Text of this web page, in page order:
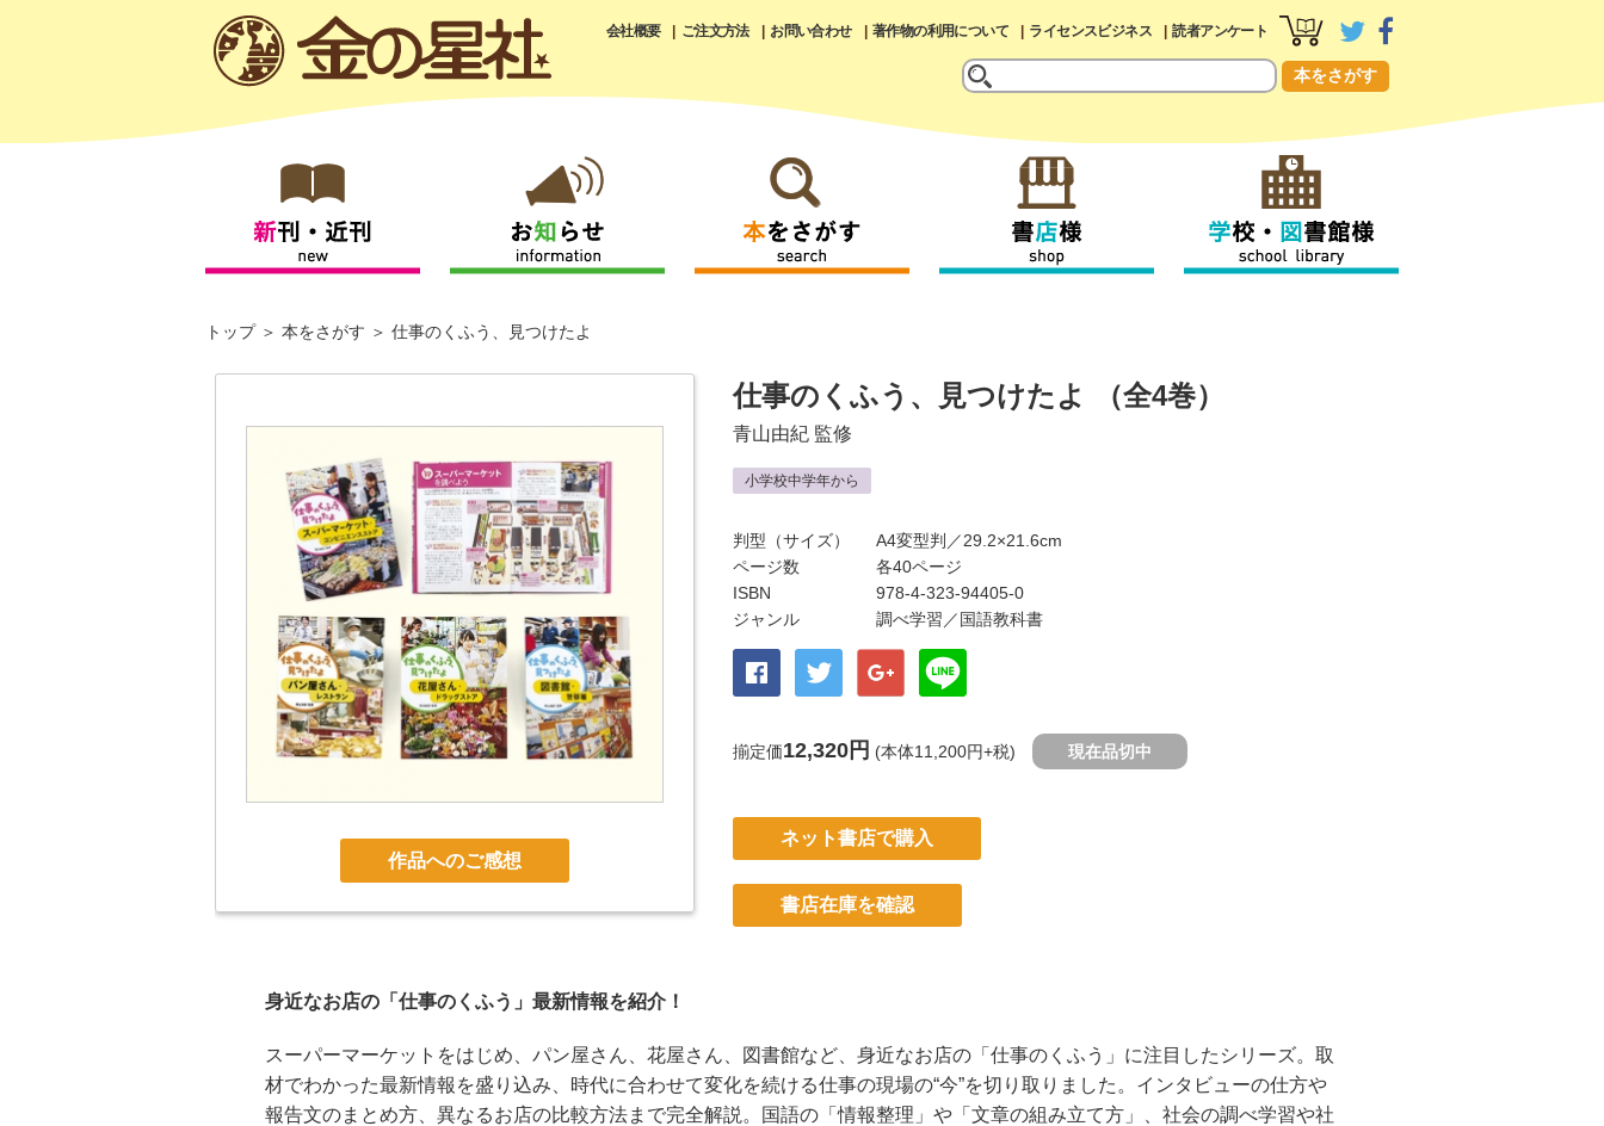
会社概要 ご注文方法 お問い合わせ 著作物の利用について ライセンスビジネス 読者アンケート
本をさがす
トップ 本をさがす 仕事のくふう、見つけたよ
作品へのご感想
仕事のくふう、見つけたよ （全4巻）
青山由紀 監修
小学校中学年から
判型（サイズ）
A4変型判／29.2×21.6cm
ページ数
各40ページ
ISBN
978-4-323-94405-0
ジャンル
調べ学習 ／国語教科書
揃定価12,320円 (本体11,200円+税) 現在品切中
ネット書店で購入
書店在庫を確認
身近なお店の「仕事のくふう」最新情報を紹介！
スーパーマーケットをはじめ、パン屋さん、花屋さん、図書館など、身近なお店の「仕事のくふう」に注目したシリーズ。取
材でわかった最新情報を盛り込み、時代に合わせて変化を続ける仕事の現場の“今”を切り取りました。インタビューの仕方や
報告文のまとめ方、異なるお店の比較方法まで完全解説。国語の「情報整理」や「文章の組み立て方」、社会の調べ学習や社